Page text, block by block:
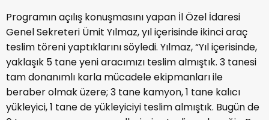
Programın açılış konuşmasını yapan İl Özel İdaresi
Genel Sekreteri Ümit Yılmaz, yıl içerisinde ikinci araç
teslim töreni yaptıklarını söyledi. Yılmaz, “Yıl içerisinde,
yaklaşık 5 tane yeni aracımızı teslim almıştık. 3 tanesi
tam donanımlı karla mücadele ekipmanları ile
beraber olmak üzere; 3 tane kamyon, 1 tane kalıcı
yükleyici, 1 tane de yükleyiciyi teslim almıştık. Bugün de